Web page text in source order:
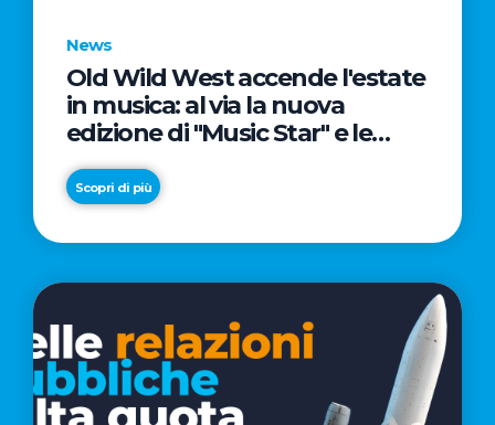
News
Old Wild West accende l'estate
in musica: al via la nuova
edizione di "Music Star" e le
prestigiose partnership con
Radio Italia e Live Nation
Scopri di più